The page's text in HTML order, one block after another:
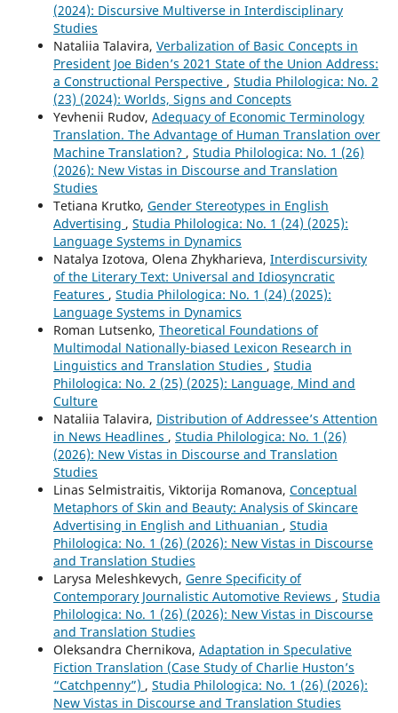
(2024): Discursive Multiverse in Interdisciplinary
Studies
Nataliia Talavira, Verbalization of Basic Concepts in
President Joe Biden’s 2021 State of the Union Address:
a Constructional Perspective , Studia Philologica: No. 2
(23) (2024): Worlds, Signs and Concepts
Yevhenii Rudov, Adequacy of Economic Terminology
Translation. The Advantage of Human Translation over
Machine Translation? , Studia Philologica: No. 1 (26)
(2026): New Vistas in Discourse and Translation
Studies
Tetiana Krutko, Gender Stereotypes in English
Advertising , Studia Philologica: No. 1 (24) (2025):
Language Systems in Dynamics
Natalya Izotova, Olena Zhykharieva, Interdiscursivity
of the Literary Text: Universal and Idiosyncratic
Features , Studia Philologica: No. 1 (24) (2025):
Language Systems in Dynamics
Roman Lutsenko, Theoretical Foundations of
Multimodal Nationally-biased Lexicon Research in
Linguistics and Translation Studies , Studia
Philologica: No. 2 (25) (2025): Language, Mind and
Culture
Nataliia Talavira, Distribution of Addressee’s Attention
in News Headlines , Studia Philologica: No. 1 (26)
(2026): New Vistas in Discourse and Translation
Studies
Linas Selmistraitis, Viktorija Romanova, Conceptual
Metaphors of Skin and Beauty: Analysis of Skincare
Advertising in English and Lithuanian , Studia
Philologica: No. 1 (26) (2026): New Vistas in Discourse
and Translation Studies
Larysa Meleshkevych, Genre Specificity of
Contemporary Journalistic Automotive Reviews , Studia
Philologica: No. 1 (26) (2026): New Vistas in Discourse
and Translation Studies
Oleksandra Chernikova, Adaptation in Speculative
Fiction Translation (Case Study of Charlie Huston’s
“Catchpenny”) , Studia Philologica: No. 1 (26) (2026):
New Vistas in Discourse and Translation Studies